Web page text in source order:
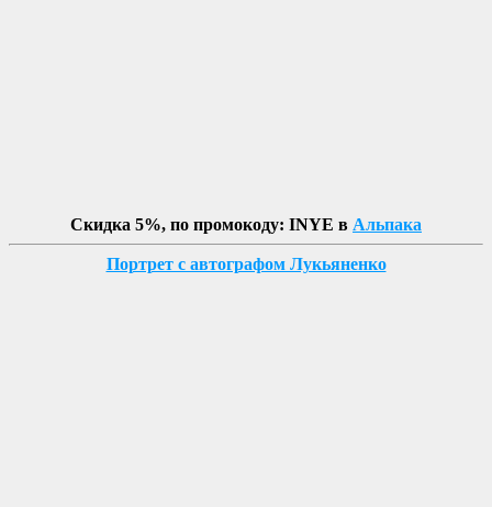
Скидка 5%, по промокоду: INYE в Альпака
Портрет с автографом Лукьяненко